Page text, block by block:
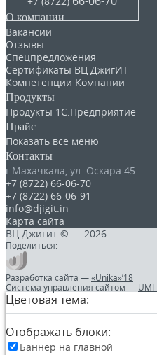
О компании
Вакансии
Отзывы
Спецпредложения
Сертификаты ВЦ ДжигИТ
Компетенции Компании
Продукты
Продукты 1С:Предприятие
Прайс
Показать все меню
Контакты
г.Махачкала, ул. Оскара 45
+7 (8722) 66-06-70
+7 (8722) 66-06-91
info@djigit.in
Карта сайта
ВЦ Джигит © — 2026
Поделиться:
Разработка сайта —«Unika»’18
Система управления сайтом —
Цветовая тема:
Отображать блоки:
Баннер на главной